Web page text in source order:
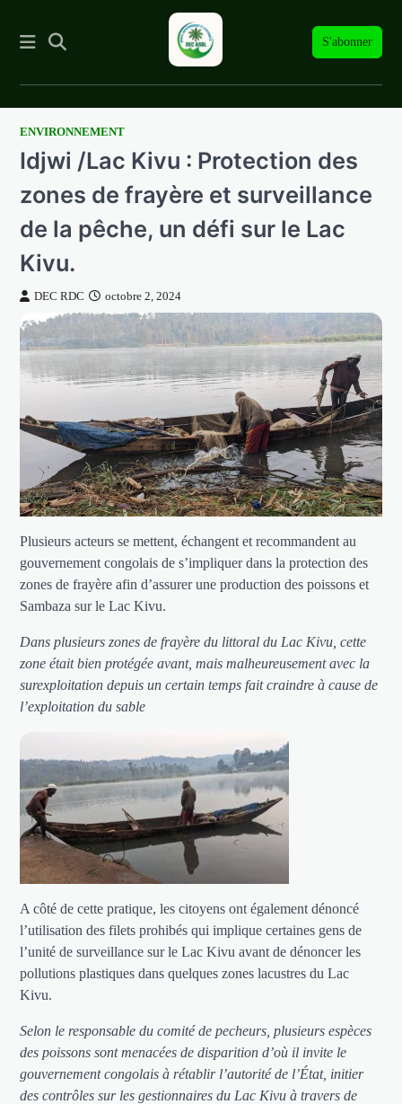
S'abonner
Skip
content
ENVIRONNEMENT
Idjwi /Lac Kivu : Protection des
zones de frayère et surveillance
de la pêche, un défi sur le Lac
Kivu.
DEC RDC octobre 2, 2024
Plusieurs acteurs se mettent, échangent et recommandent au
gouvernement congolais de s’impliquer dans la protection des
zones de frayère afin d’assurer une production des poissons et
Sambaza sur le Lac Kivu.
Dans plusieurs zones de frayère du littoral du Lac Kivu, cette
zone était bien protégée avant, mais malheureusement avec la
surexploitation depuis un certain temps fait craindre à cause de
l’exploitation du sable
A côté de cette pratique, les citoyens ont également dénoncé
l’utilisation des filets prohibés qui implique certaines gens de
l’unité de surveillance sur le Lac Kivu avant de dénoncer les
pollutions plastiques dans quelques zones lacustres du Lac
Kivu.
Selon le responsable du comité de pecheurs, plusieurs espèces
des poissons sont menacées de disparition d’où il invite le
gouvernement congolais à rétablir l’autorité de l’État, initier
des contrôles sur les gestionnaires du Lac Kivu à travers de